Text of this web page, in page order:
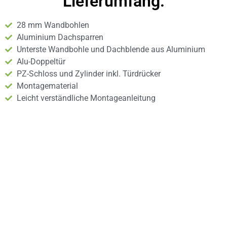
28 mm Wandbohlen
Aluminium Dachsparren
Unterste Wandbohle und Dachblende aus Aluminium
Alu-Doppeltür
PZ-Schloss und Zylinder inkl. Türdrücker
Montagematerial
Leicht verständliche Montageanleitung